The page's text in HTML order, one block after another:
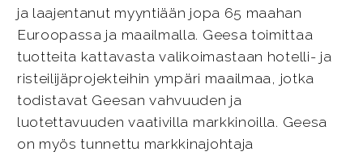
ja laajentanut myyntiään jopa 65 maahan
Euroopassa ja maailmalla. Geesa toimittaa
tuotteita kattavasta valikoimastaan hotelli- ja
risteilijäprojekteihin ympäri maailmaa, jotka
todistavat Geesan vahvuuden ja
luotettavuuden vaativilla markkinoilla. Geesa
on myös tunnettu markkinajohtaja